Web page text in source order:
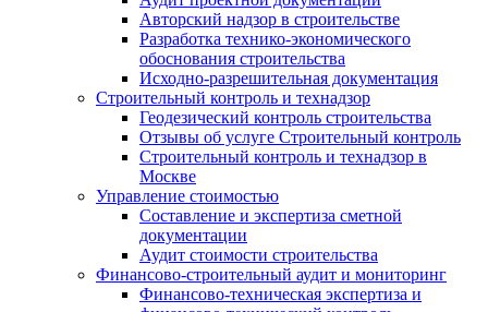
Авторский надзор в строительстве
Разработка технико-экономического
обоснования строительства
Исходно-разрешительная документация
Строительный контроль и технадзор
Геодезический контроль строительства
Отзывы об услуге Строительный контроль
Строительный контроль и технадзор в
Москве
Управление стоимостью
Составление и экспертиза сметной
документации
Аудит стоимости строительства
Финансово-строительный аудит и мониторинг
Финансово-техническая экспертиза и